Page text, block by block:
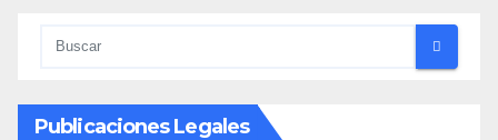
Publicaciones Legales